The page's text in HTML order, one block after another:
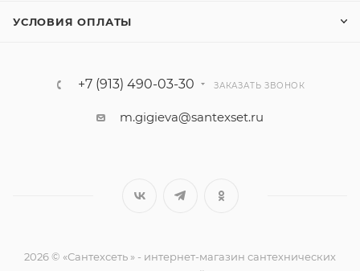
УСЛОВИЯ ОПЛАТЫ
+7 (913) 490-03-30 ЗАКАЗАТЬ ЗВОНОК
m.gigieva@santexset.ru
2026 © «Сантехсеть » - интернет-магазин сантехнических